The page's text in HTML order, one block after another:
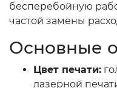
бесперебойную
частой замены
Основные
Цвет печати:
лазерной